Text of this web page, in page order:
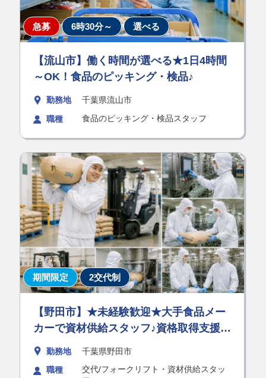
急募 6時30分～ 選べる
【流山市】働く時間が選べる★1日4時間
～OK！食品のピッキング・検品♪
勤務地 千葉県流山市
職種 食品のピッキング・検品スタッフ
期間限定 2交代制
【野田市】★未経験歓迎★大手食品メー
カーで資材供給スタッフ♪資格取得支援あ
り！
勤務地 千葉県野田市
職種
交代/フォークリフト・資材供給スタッ